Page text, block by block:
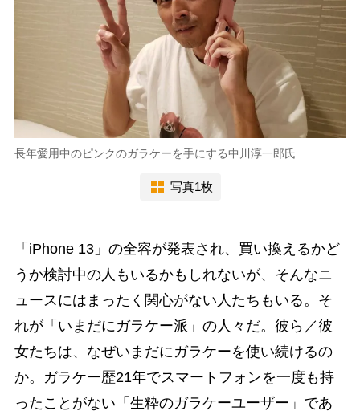
長年愛用中のピンクのガラケーを手にする中川淳一郎氏
写真1枚
「iPhone 13」の全容が発表され、買い換えるかど
うか検討中の人もいるかもしれないが、そんなニ
ュースにはまったく関心がない人たちもいる。そ
れが「いまだにガラケー派」の人々だ。彼ら／彼
女たちは、なぜいまだにガラケーを使い続けるの
か。ガラケー歴21年でスマートフォンを一度も持
ったことがない「生粋のガラケーユーザー」であ